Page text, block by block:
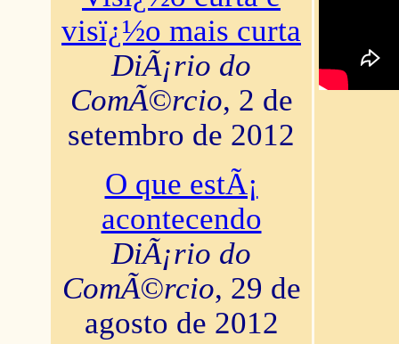
visï¿½o mais curta
DiÃ¡rio do
ComÃ©rcio, 2 de
setembro de 2012
O que estÃ¡
acontecendo
DiÃ¡rio do
ComÃ©rcio, 29 de
agosto de 2012